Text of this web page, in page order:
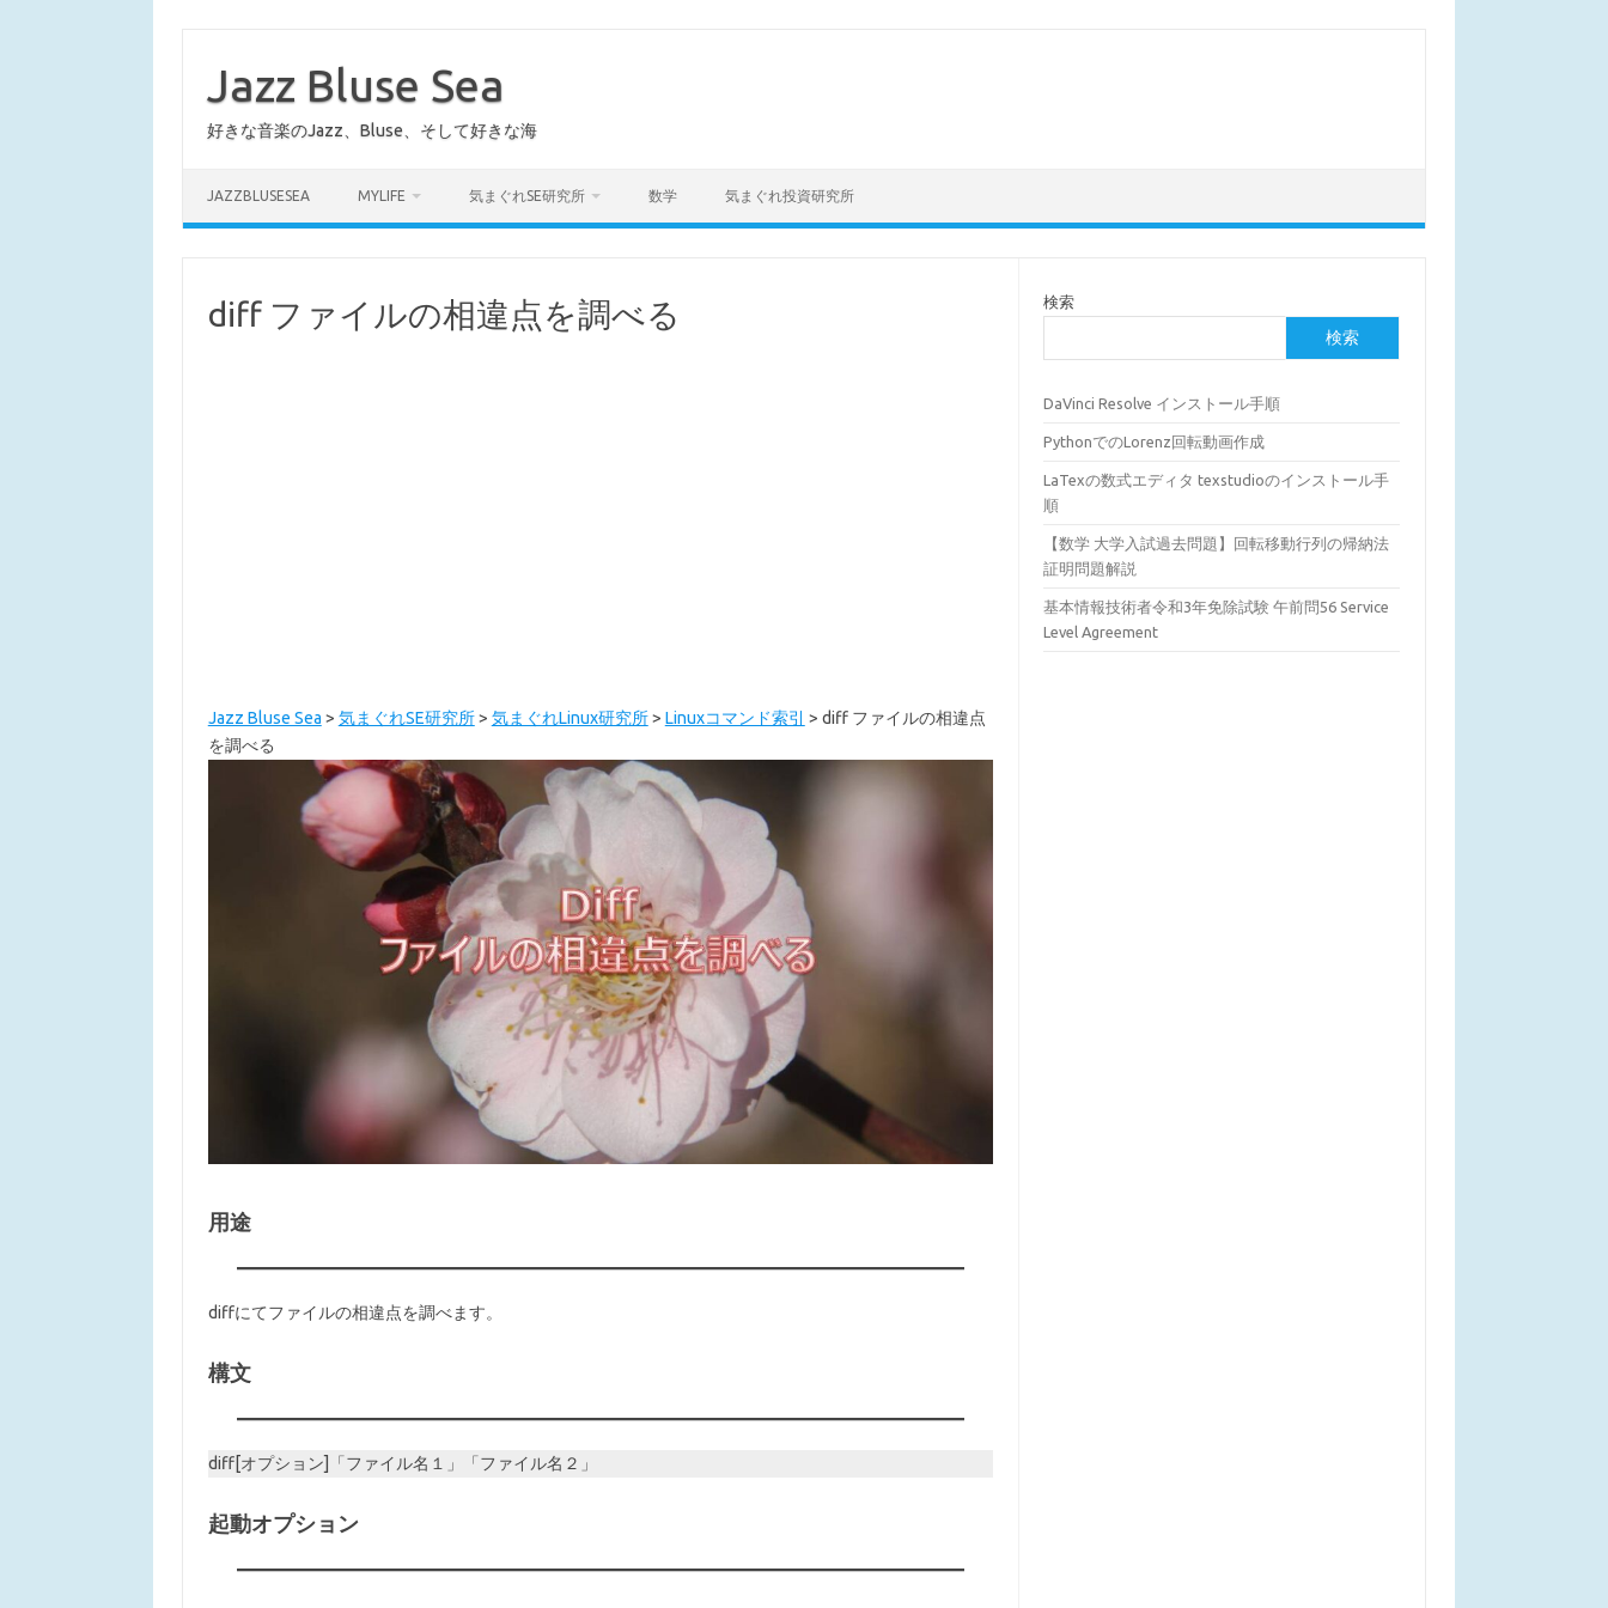
Jazz Bluse Sea
好きな音楽のJazz、Bluse、そして好きな海
JAZZBLUSESEA MYLIFE 気まぐれSE研究所 数学 気まぐれ投資研究所
diff ファイルの相違点を調べる
Jazz Bluse Sea > 気まぐれSE研究所> 気まぐれLinux研究所> Linuxコマンド索引 > diff ファイルの相違点
を調べる
用途
diffにてファイルの相違点を調べます。
構文
diff[オプション]「ファイル名１」「ファイル名２」
起動オプション
検索
検索
DaVinci Resolve インストール手順
PythonでのLorenz回転動画作成
LaTexの数式エディタ texstudioのインストール手
順
【数学 大学入試過去問題】回転移動行列の帰納法
証明問題解説
基本情報技術者令和3年免除試験 午前問56 Service
Level Agreement